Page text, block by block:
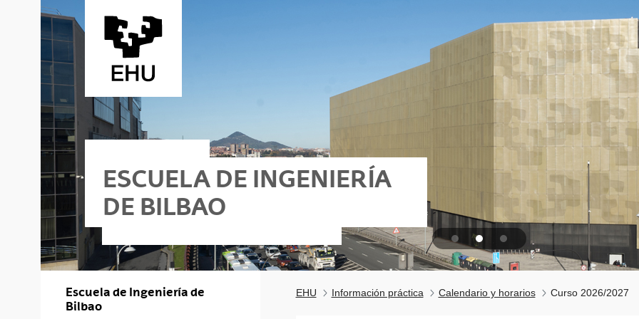
Saltar al contenido principal
- Edificio II
ESCUELA DE INGENIERÍA
DE BILBAO
Escuela de Ingeniería de
Bilbao
EHU Información práctica Calendario y horarios Curso 2026/2027